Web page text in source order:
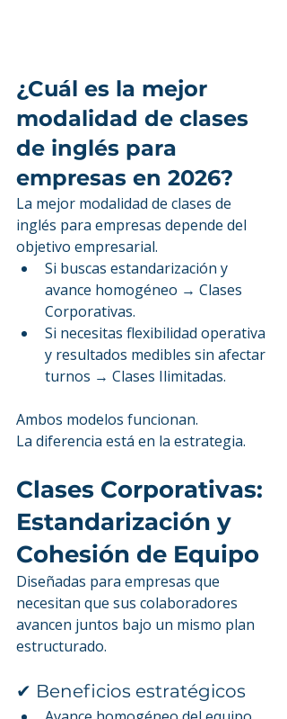
¿Cuál es la mejor
modalidad de clases
de inglés para
empresas en 2026?
La mejor modalidad de clases de
inglés para empresas depende del
objetivo empresarial.
Si buscas estandarización y
avance homogéneo → Clases
Corporativas.
Si necesitas flexibilidad operativa
y resultados medibles sin afectar
turnos → Clases Ilimitadas.
Ambos modelos funcionan.
La diferencia está en la estrategia.
Clases Corporativas:
Estandarización y
Cohesión de Equipo
Diseñadas para empresas que
necesitan que sus colaboradores
avancen juntos bajo un mismo plan
estructurado.
✔ Beneficios estratégicos